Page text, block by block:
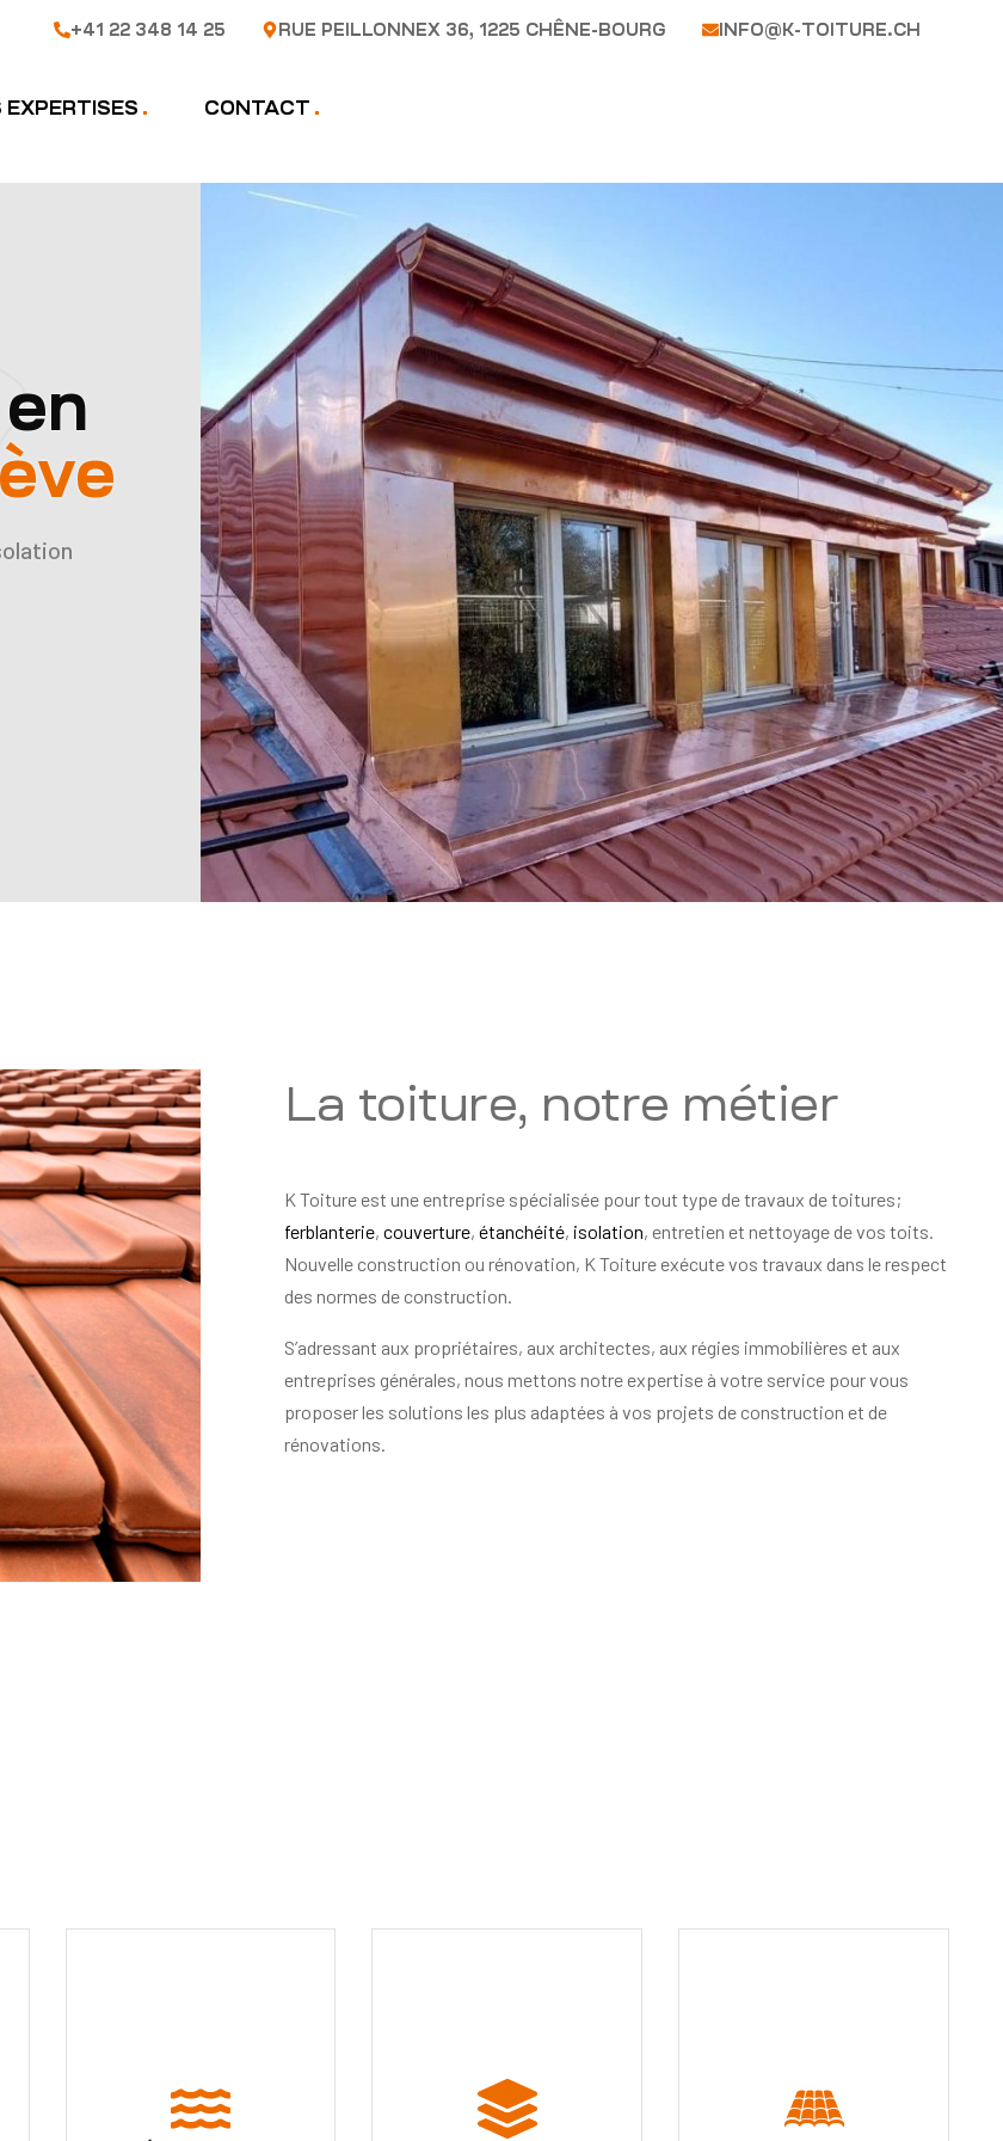
+41 22 348 14 25 RUE PEILLONNEX 36, 1225 CHÊNE-BOURG INFO@K-TOITURE.CH
EXPERTISES CONTACT
La toiture, notre métier
K Toiture est une entreprise spécialisée pour tout type de travaux de toitures;
ferblanterie, couverture, étanchéité, isolation, entretien et nettoyage de vos toits.
Nouvelle construction ou rénovation, K Toiture exécute vos travaux dans le respect
des normes de construction.
S’adressant aux propriétaires, aux architectes, aux régies immobilières et aux
entreprises générales, nous mettons notre expertise à votre service pour vous
proposer les solutions les plus adaptées à vos projets de construction et de
rénovations.